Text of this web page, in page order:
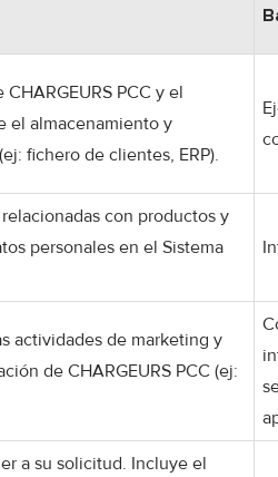
PCC y el
el almacenamiento y
fichero de clientes, ERP).
con productos y
personales en el Sistema
actividades de marketing y
de CHARGEURS PCC (ej:
a su solicitud. Incluye el